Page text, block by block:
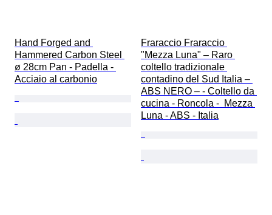
Hand Forged and
Hammered Carbon Steel
ø 28cm Pan - Padella -
Acciaio al carbonio
Fraraccio Fraraccio
"Mezza Luna" – Raro
coltello tradizionale
contadino del Sud Italia –
ABS NERO – - Coltello da
cucina - Roncola -  Mezza
Luna - ABS - Italia